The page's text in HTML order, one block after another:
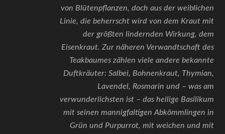
von Blütenpflanzen, doch aus der weiblichen
Linie, die beherrscht wird von dem Kraut mit
der größten lindernden Wirkung, dem
Eisenkraut. Zur näheren Verwandtschaft des
Teakbaumes zählen viele andere bekannte
Duftkräuter: Salbei, Bohnenkraut, Thymian,
Lavendel, Rosmarin und – was am
verwunderlichsten ist – das heilige Basilikum
mit seinen mannigfaltigen Abkömmlingen in
Grün und Purpurrot, mit weichen und mit